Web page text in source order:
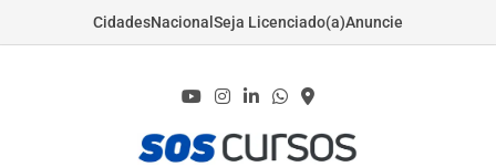
CidadesNacional Seja Licenciado(a)Anuncie